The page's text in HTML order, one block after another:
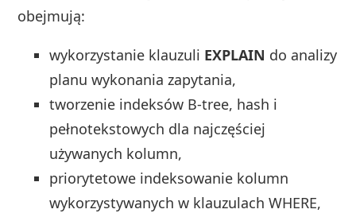
obejmują:
wykorzystanie klauzuli EXPLAIN do analizy
planu wykonania zapytania,
tworzenie indeksów B-tree, hash i
pełnotekstowych dla najczęściej
używanych kolumn,
priorytetowe indeksowanie kolumn
wykorzystywanych w klauzulach WHERE,